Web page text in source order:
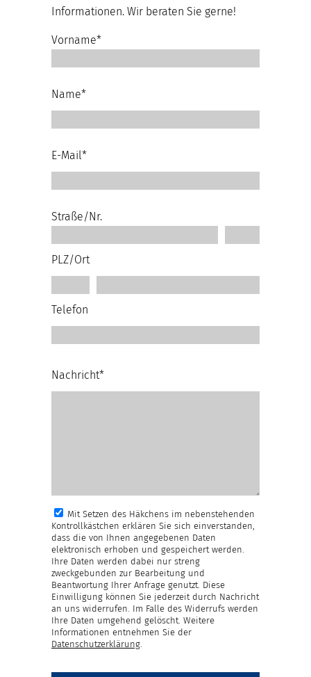
Informationen. Wir beraten Sie gerne!
Vorname*
Name*
E-Mail*
Straße/Nr.
PLZ/Ort
Telefon
Nachricht*
Mit Setzen des Häkchens im nebenstehenden
Kontrollkästchen erklären Sie sich einverstanden,
dass die von Ihnen angegebenen Daten
elektronisch erhoben und gespeichert werden.
Ihre Daten werden dabei nur streng
zweckgebunden zur Bearbeitung und
Beantwortung Ihrer Anfrage genutzt. Diese
Einwilligung können Sie jederzeit durch Nachricht
an uns widerrufen. Im Falle des Widerrufs werden
Ihre Daten umgehend gelöscht. Weitere
Informationen entnehmen Sie der
Datenschutzerklärung